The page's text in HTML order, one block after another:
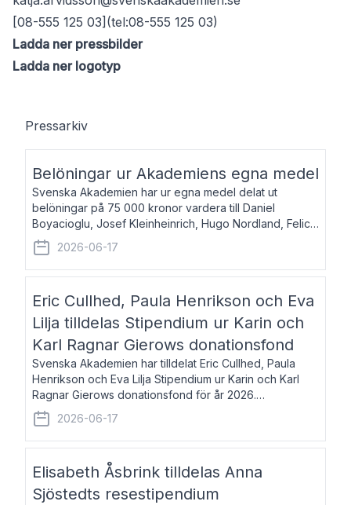
[08-555 125 03](tel:08-555 125 03)
Ladda ner pressbilder
Ladda ner logotyp
Pressarkiv
Belöningar ur Akademiens egna medel
Svenska Akademien har ur egna medel delat ut
belöningar på 75 000 kronor vardera till Daniel
Boyacioglu, Josef Kleinheinrich, Hugo Nordland, Felicia
Stenroth och Svante Strandberg. Daniel Boyacioglu,
född 1981, är poet och scenartist. Josef
2026-06-17
Eric Cullhed, Paula Henrikson och Eva
Lilja tilldelas Stipendium ur Karin och
Karl Ragnar Gierows donationsfond
Svenska Akademien har tilldelat Eric Cullhed, Paula
Henrikson och Eva Lilja Stipendium ur Karin och Karl
Ragnar Gierows donationsfond för år 2026.
Stipendiebeloppet är på 70 000 kronor vardera. Eric
Cullhed, född 1985, är professor i grekis
2026-06-17
Elisabeth Åsbrink tilldelas Anna
Sjöstedts resestipendium